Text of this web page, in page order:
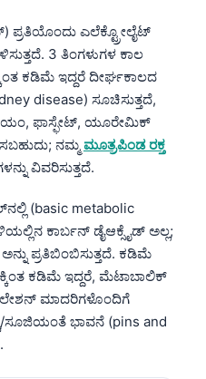
ಪ್ರತಿಯೊಂದು ಎಲೆಕ್ಟ್ರೋಲೈಟ್
3 ತಿಂಗಳುಗಳ ಕಾಲ
ಕಡಿಮೆ ಇದ್ದರೆ ದೀರ್ಘಕಾಲದ
disease) ಸೂಚಿಸುತ್ತದೆ,
ಫಾಸ್ಫೇಟ್, ಯೂರೇಮಿಕ್
ನಮ್ಮ ಮೂತ್ರಪಿಂಡ ರಕ್ತ
ವಿವರಿಸುತ್ತದೆ.
(basic metabolic
ಕಾರ್ಬನ್ ಡೈಆಕ್ಸೈಡ್ ಅಲ್ಲ;
ಪ್ರತಿಬಿಂಬಿಸುತ್ತದೆ. ಕಡಿಮೆ
ಕಡಿಮೆ ಇದ್ದರೆ, ಮೆಟಾಬಾಲಿಕ್
ಮಾದರಿಗಳೊಂದಿಗೆ
ಸೂಜಿಯಂತೆ ಭಾವನೆ (pins and